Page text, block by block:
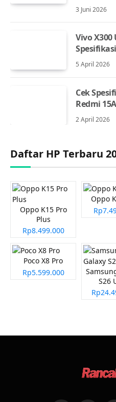
3 Juni 2026
Vivo
5 April 2026
Cek
Redmi
2 April 2026
Daftar HP Terbaru
Oppo K15 Pro
Plus
Rp8.499.000
Oppo
Poco X8 Pro
Rp5.599.000
S26